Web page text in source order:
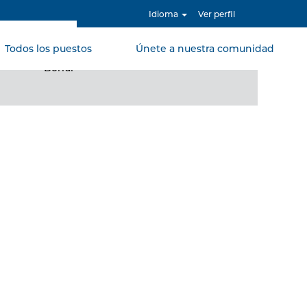
Idioma Ver perfil
Todos los puestos Únete a nuestra comunidad
Borrar